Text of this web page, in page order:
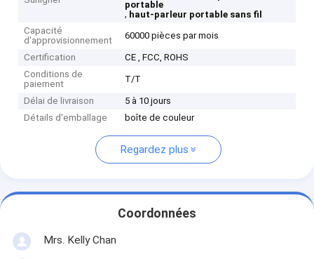
portable
, haut-parleur portable sans fil
Capacité
d'approvisionnement
60000 pièces par mois
Certification
CE , FCC, ROHS
Conditions de
paiement
T/T
Délai de livraison
5 à 10 jours
Détails d'emballage
boîte de couleur
Regardez plus
Coordonnées
Mrs. Kelly Chan